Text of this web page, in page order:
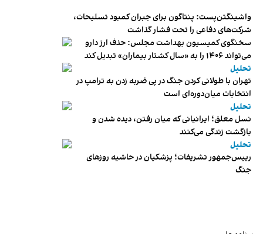
واشینگتن‌پست: پنتاگون برای جبران کمبود تسلیحات،
شرکت‌های دفاعی را تحت فشار گذاشت
سخنگوی کمیسیون بهداشت مجلس: حذف ارز دارو
می‌تواند ۱۴۰۶ را به «سال کشتار بیماران» تبدیل کند
تحلیل
تهران با طولانی کردن جنگ در پی ضربه زدن به ترامپ در
انتخابات میان‌دوره‌ای است
تحلیل
نسل معلق؛ ایرانیانی که میان رفتن، دیده شدن و
بازگشت زندگی می‌کنند
تحلیل
رییس‌جمهور تشریفات؛ پزشکیان در حاشیه روزهای
جنگ